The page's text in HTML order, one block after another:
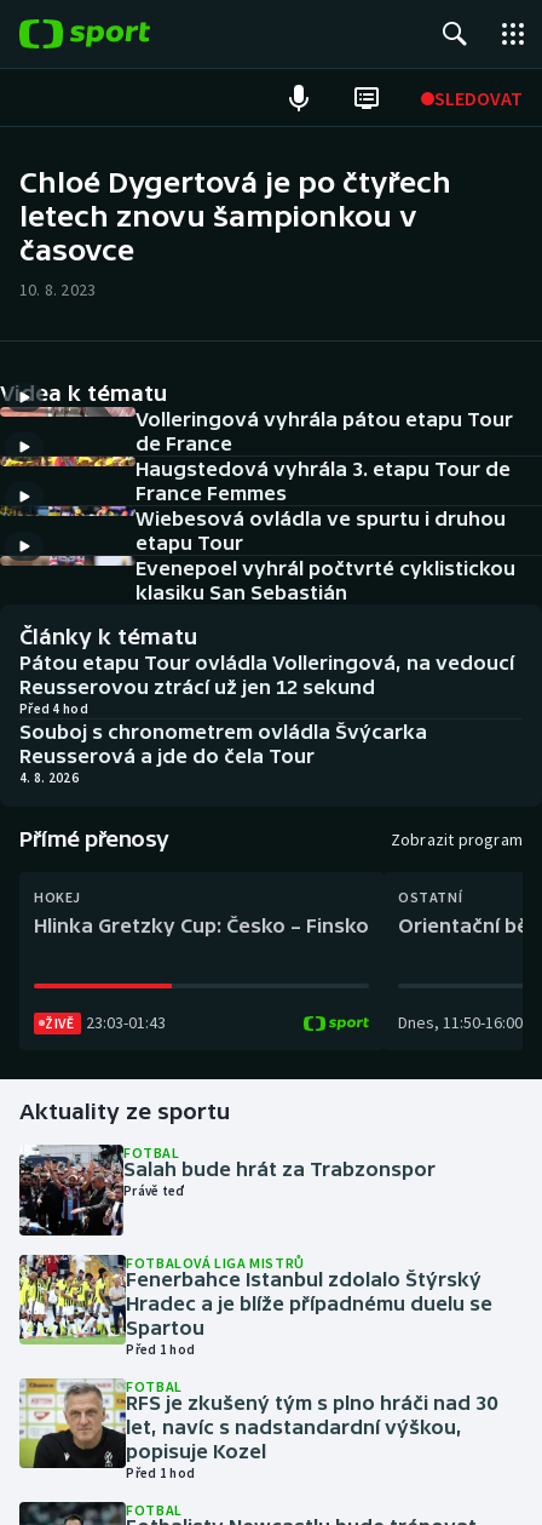
SLEDOVAT
Hokej
Cyklistika
DALŠÍ SPORTY
Americký fotbal
Baseball a softbal
Biatlon
Boby a skeleton
Curling
Dostihy
Futsal
Golf
Gymnastika
Házená
Jezdectví
Judo
Krasobruslení
Lezení
NEPŘEHLÉDNĚTE
Soutěže
Aplikace ČT sport
AZ kvíz
Chloé Dygertová je po čtyřech
letech znovu šampionkou v
časovce
10. 8. 2023
Videa k tématu
Volleringová vyhrála pátou etapu Tour
de France
Haugstedová vyhrála 3. etapu Tour de
France Femmes
Wiebesová ovládla ve spurtu i druhou
etapu Tour
Evenepoel vyhrál počtvrté cyklistickou
klasiku San Sebastián
Články k tématu
Pátou etapu Tour ovládla Volleringová, na vedoucí
Reusserovou ztrácí už jen 12 sekund
Před 4 hod
Souboj s chronometrem ovládla Švýcarka
Reusserová a jde do čela Tour
4. 8. 2026
Přímé přenosy Zobrazit program
HOKEJ
Hlinka Gretzky Cup: Česko – Finsko
ŽIVĚ 23:03-01:43
OSTATNÍ
Orientační
Dnes, 11:50-16:00
Aktuality ze sportu
FOTBAL
Salah bude hrát za Trabzonspor
Právě teď
FOTBALOVÁ LIGA MISTRŮ
Fenerbahce Istanbul zdolalo Štýrský
Hradec a je blíže případnému duelu se
Spartou
Před 1 hod
FOTBAL
RFS je zkušený tým s plno hráči nad 30
let, navíc s nadstandardní výškou,
popisuje Kozel
Před 1 hod
FOTBAL